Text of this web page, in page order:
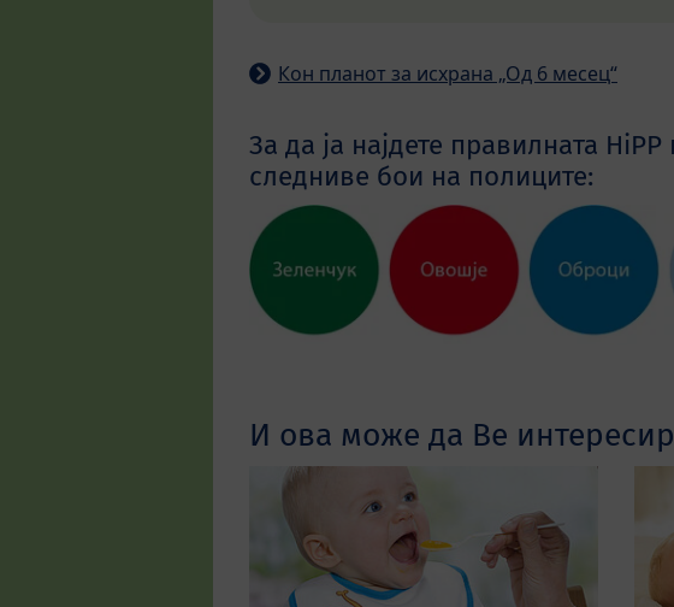
Кон планот за исхрана „Од 6 месец“
За да ја најдете правилната
следниве бои на полиците:
И ова може да Ве